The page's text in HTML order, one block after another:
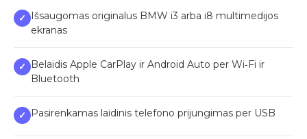
✓
Išsaugomas originalus BMW i3 arba i8 multimedijos
ekranas
✓
Belaidis Apple CarPlay ir Android Auto per Wi‑Fi ir
Bluetooth
✓ Pasirenkamas laidinis telefono prijungimas per USB